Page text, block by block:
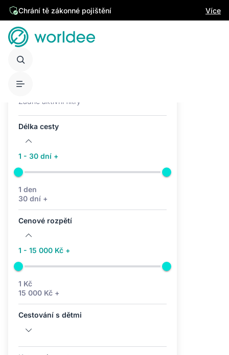
Chrání tě zákonné pojištění Více
Žádné aktivní filtry
Délka cesty
1 - 30 dní +
1 den
30 dní +
Cenové rozpětí
1 - 15 000 Kč +
1 Kč
15 000 Kč +
Cestování s dětmi